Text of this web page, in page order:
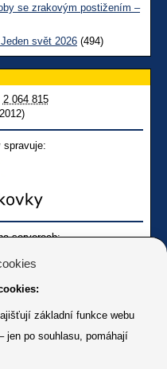
se zrakovým postižením –
svět 2026 (494)
2 064 815
spravuje:
serverech:
základní funkce webu
jen po souhlasu, pomáhají